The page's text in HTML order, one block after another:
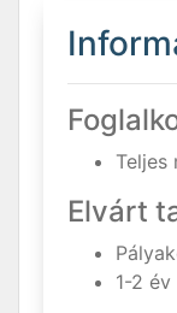
Teljes
Elvárt
1-2